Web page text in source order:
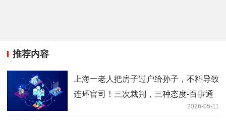
推荐内容
上海一老人把房子过户给孙子，不料导致
连环官司！三次裁判，三种态度-百事通
2026-05-11